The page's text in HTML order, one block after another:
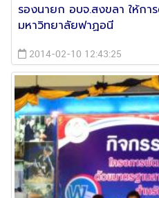
รองนายก อบจ.สงขลา ให้ก
มหาวิทยาลัยฟาฏอนี
2014-02-10 12:43:25